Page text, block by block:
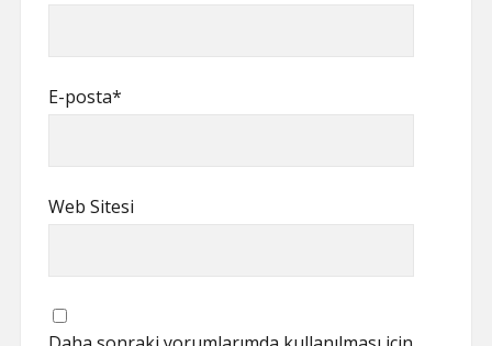
E-posta*
Web Sitesi